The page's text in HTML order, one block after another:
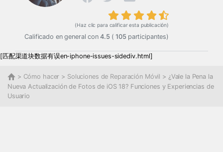
(Haz clic para calificar esta publicación)
Calificado en general con 4.5 ( 105 participantes)
[匹配渠道块数据有误en-iphone-issues​-sidediv.html]
> Cómo hacer > Soluciones de Reparación Móvil > ¿Vale la Pena la
Nueva Actualización de Fotos de iOS 18? Funciones y Experiencias de
Usuario